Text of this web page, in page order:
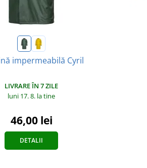
impermeabilă Cyril
LIVRARE ÎN 7 ZILE
luni 17. 8. la tine
46,00 lei
DETALII